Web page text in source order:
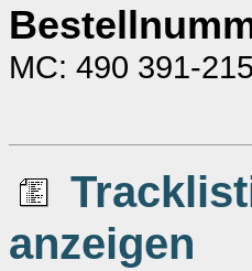
MC: 490 391-215
anzeigen